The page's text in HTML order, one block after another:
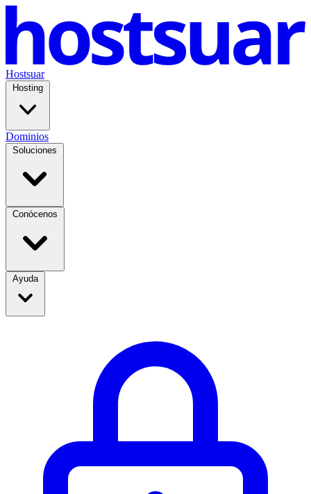
Hostsuar
Hosting
Dominios
Soluciones
Conócenos
Ayuda